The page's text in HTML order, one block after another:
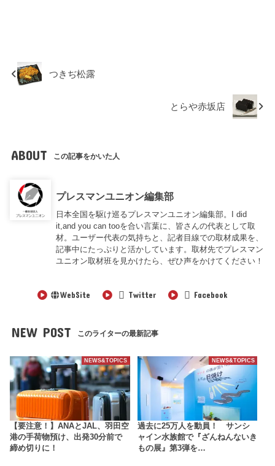
つきぢ松露
とらや赤坂店
ABOUT この記事をかいた人
プレスマンユニオン編集部
日本全国を駆け巡るプレスマンユニオン編集部。I did
it,and you can tooを合い言葉に、皆さんの代表として取
材。ユーザー代表の気持ちと、記者目線での取材成果を、
記事中にたっぷりと活かしています。取材先でプレスマン
ユニオン取材班を見かけたら、ぜひ声をかけてください！
WebSite Twitter Facebook
NEW POST このライターの最新記事
NEWS&TOPICS
【要注意！】ANAとJAL、羽田空
港の手荷物預け、出発30分前で
締め切りに！
NEWS&TOPICS
過去に25万人を動員！ サンシ
ャイン水族館で『ざんねんないき
もの展』第3弾を…